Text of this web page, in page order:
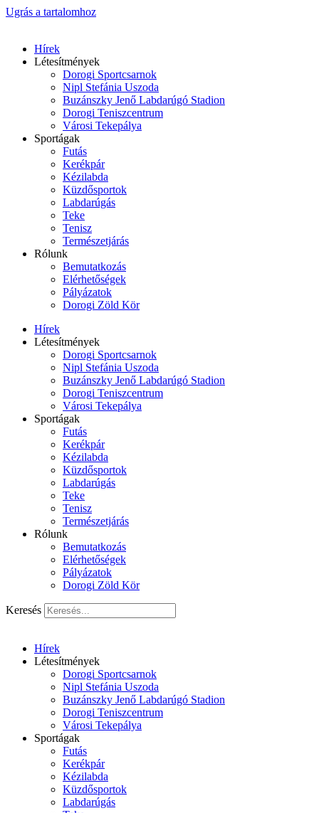
Ugrás a tartalomhoz
Hírek
Létesítmények
Dorogi Sportcsarnok
Nipl Stefánia Uszoda
Buzánszky Jenő Labdarúgó Stadion
Dorogi Teniszcentrum
Városi Tekepálya
Sportágak
Futás
Kerékpár
Kézilabda
Küzdősportok
Labdarúgás
Teke
Tenisz
Természetjárás
Rólunk
Bemutatkozás
Elérhetőségek
Pályázatok
Dorogi Zöld Kör
Hírek
Létesítmények
Dorogi Sportcsarnok
Nipl Stefánia Uszoda
Buzánszky Jenő Labdarúgó Stadion
Dorogi Teniszcentrum
Városi Tekepálya
Sportágak
Futás
Kerékpár
Kézilabda
Küzdősportok
Labdarúgás
Teke
Tenisz
Természetjárás
Rólunk
Bemutatkozás
Elérhetőségek
Pályázatok
Dorogi Zöld Kör
Keresés
Hírek
Létesítmények
Dorogi Sportcsarnok
Nipl Stefánia Uszoda
Buzánszky Jenő Labdarúgó Stadion
Dorogi Teniszcentrum
Városi Tekepálya
Sportágak
Futás
Kerékpár
Kézilabda
Küzdősportok
Labdarúgás